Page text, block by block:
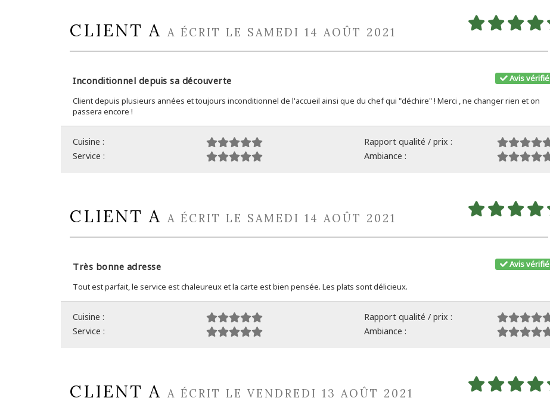
CLIENT A A ÉCRIT LE SAMEDI 14 AOÛT 2021
Avis vérifié
Inconditionnel depuis sa découverte
Client depuis plusieurs années et toujours inconditionnel de l'accueil ainsi que du chef qui "déchire" ! Merci , ne changer rien et on
passera encore !
Cuisine :
Rapport qualité / prix :
Service :
Ambiance :
CLIENT A A ÉCRIT LE SAMEDI 14 AOÛT 2021
Avis vérifié
Très bonne adresse
Tout est parfait, le service est chaleureux et la carte est bien pensée. Les plats sont délicieux.
Cuisine :
Rapport qualité / prix :
Service :
Ambiance :
CLIENT A A ÉCRIT LE VENDREDI 13 AOÛT 2021